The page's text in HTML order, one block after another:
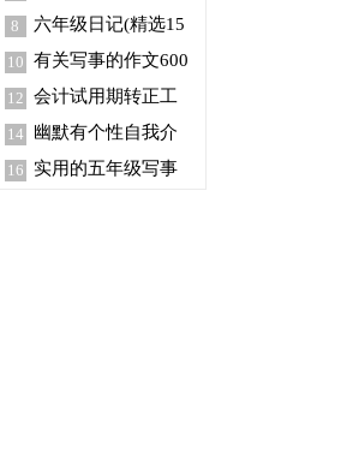
篇
8
六年级日记(精选15
篇)
10 有关写事的作文600
字汇编八篇
12 会计试用期转正工
作总结范文
14
幽默有个性自我介
绍
16 实用的五年级写事